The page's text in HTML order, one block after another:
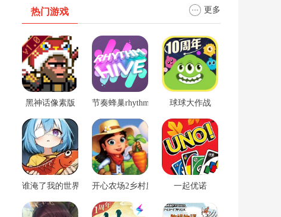
热门游戏 更多
黑神话像素版 节奏蜂巢rhythm hive 球球大作战
谁淹了我的世界游戏开心农场2乡村度假中文版一起优诺